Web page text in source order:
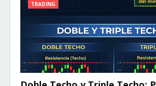
TRADING